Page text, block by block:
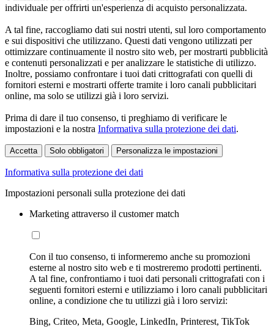
individuale per offrirti un'esperienza di acquisto personalizzata.
A tal fine, raccogliamo dati sui nostri utenti, sul loro comportamento
e sui dispositivi che utilizzano. Questi dati vengono utilizzati per
ottimizzare continuamente il nostro sito web, per mostrarti pubblicità
e contenuti personalizzati e per analizzare le statistiche di utilizzo.
Inoltre, possiamo confrontare i tuoi dati crittografati con quelli di
fornitori esterni e mostrarti offerte tramite i loro canali pubblicitari
online, ma solo se utilizzi già i loro servizi.
Prima di dare il tuo consenso, ti preghiamo di verificare le
impostazioni e la nostra Informativa sulla protezione dei dati.
Accetta Solo obbligatori Personalizza le impostazioni
Informativa sulla protezione dei dati
Impostazioni personali sulla protezione dei dati
Marketing attraverso il customer match
Con il tuo consenso, ti informeremo anche su promozioni
esterne al nostro sito web e ti mostreremo prodotti pertinenti.
A tal fine, confrontiamo i tuoi dati personali crittografati con i
seguenti fornitori esterni e utilizziamo i loro canali pubblicitari
online, a condizione che tu utilizzi già i loro servizi:
Bing, Criteo, Meta, Google, LinkedIn, Printerest, TikTok